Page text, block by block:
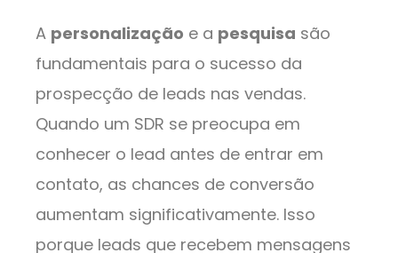
A personalização e a pesquisa são
fundamentais para o sucesso da
prospecção de leads nas vendas.
Quando um SDR se preocupa em
conhecer o lead antes de entrar em
contato, as chances de conversão
aumentam significativamente. Isso
porque leads que recebem mensagens